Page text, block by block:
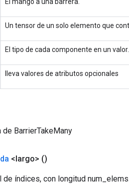
Un tensor de un solo elemento que
El tipo de cada componente en un valor.
lleva valores de atributos opcionales
de BarrierTakeMany
<largo> ()
de índices, con longitud